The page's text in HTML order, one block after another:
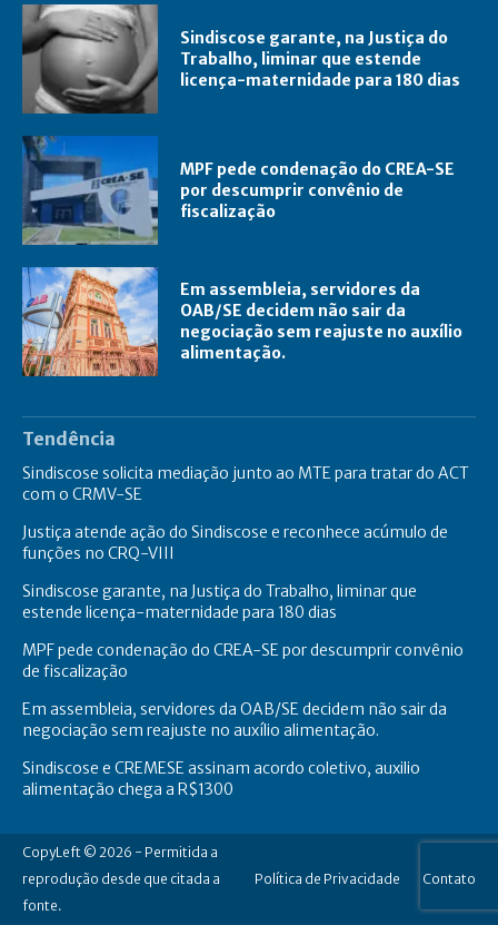
Sindiscose garante, na Justiça do
Trabalho, liminar que estende
licença-maternidade para 180 dias
MPF pede condenação do CREA-SE
por descumprir convênio de
fiscalização
Em assembleia, servidores da
OAB/SE decidem não sair da
negociação sem reajuste no auxílio
alimentação.
Tendência
Sindiscose solicita mediação junto ao MTE para tratar do ACT
com o CRMV-SE
Justiça atende ação do Sindiscose e reconhece acúmulo de
funções no CRQ-VIII
Sindiscose garante, na Justiça do Trabalho, liminar que
estende licença-maternidade para 180 dias
MPF pede condenação do CREA-SE por descumprir convênio
de fiscalização
Em assembleia, servidores da OAB/SE decidem não sair da
negociação sem reajuste no auxílio alimentação.
Sindiscose e CREMESE assinam acordo coletivo, auxilio
alimentação chega a R$1300
CopyLeft © 2026 - Permitida a
reprodução desde que citada a
fonte.
Política de Privacidade Contato